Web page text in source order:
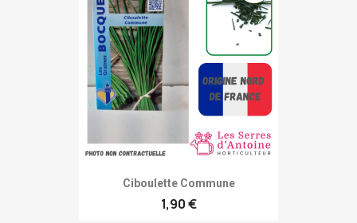
Ciboulette Commune
1,90 €